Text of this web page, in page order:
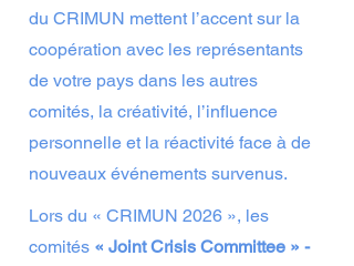
du CRIMUN mettent l’accent sur la
coopération avec les représentants
de votre pays dans les autres
comités, la créativité, l’influence
personnelle et la réactivité face à de
nouveaux événements survenus.
Lors du « CRIMUN 2026 », les
comités « Joint Crisis Committee » -